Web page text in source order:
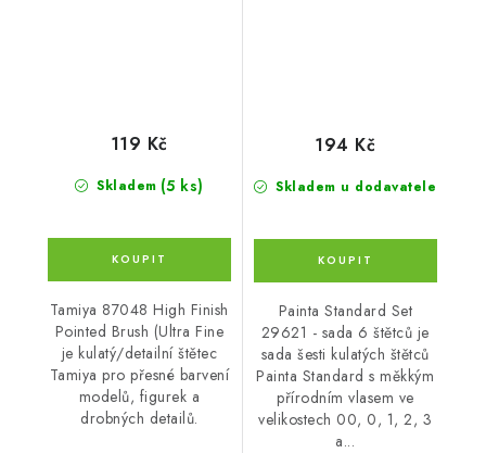
Skladem (5 ks)
119 Kč
Tamiya 87048 High Finish
Pointed Brush (Ultra Fine
je kulatý/detailní štětec
Tamiya pro přesné barvení
modelů, figurek a
drobných detailů.
Skladem u dodavatele
194 Kč
Painta Standard Set
29621 - sada 6 štětců je
sada šesti kulatých štětců
Painta Standard s měkkým
přírodním vlasem ve
velikostech 00, 0, 1, 2, 3
a...